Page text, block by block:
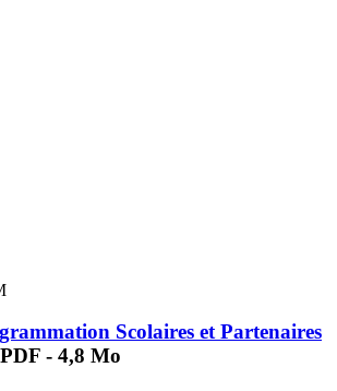
Scolaires et Partenaires
PDF - 4,8 Mo